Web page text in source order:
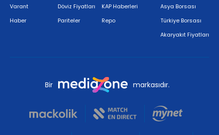
Varant
Haber
Döviz Fiyatları
Pariteler
KAP Haberleri
Repo
Asya Borsası
Türkiye Borsası
Akaryakıt Fiyatları
Bir markasıdır.